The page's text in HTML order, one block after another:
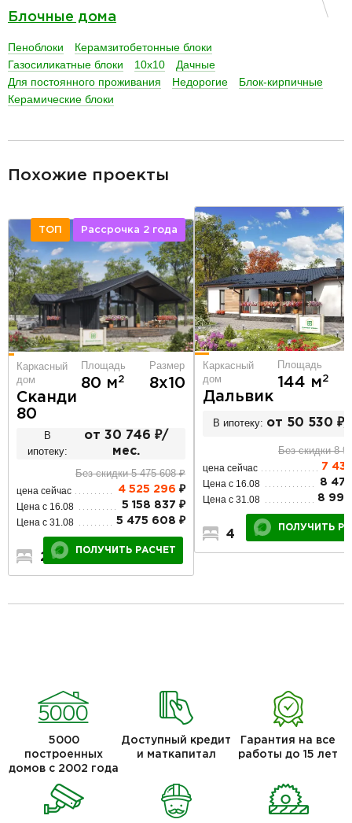
Блочные дома
Пеноблоки
Керамзитобетонные блоки
Газосиликатные блоки
10х10
Дачные
Для постоянного проживания
Недорогие
Блок-кирпичные
Керамические блоки
Похожие проекты
ТОП Рассрочка 2 года
Каркасный
дом
Сканди
80
Площадь
80 м2
Размер
8х10
В
ипотеку:
от 30 746 ₽/
мес.
Без скидки 5 475 608 ₽
цена сейчас 4 525 296 ₽
Цена с 16.08 5 158 837 ₽
Цена с 31.08 5 475 608 ₽
2
ПОЛУЧИТЬ РАСЧЕТ
Каркасный
дом
Дальвик
Площадь
144 м2
В ипотеку: от 50 530 ₽/
Без скидки 8
цена сейчас 7
Цена с 16.08 8
Цена с 31.08 8
4
ПОЛУЧИТЬ
5000
построенных
домов с 2002 года
Доступный кредит
и маткапитал
Гарантия на все
работы до 15 лет